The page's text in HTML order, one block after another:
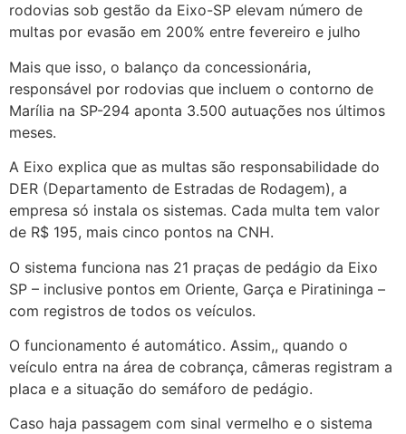
rodovias sob gestão da Eixo-SP elevam número de
multas por evasão em 200% entre fevereiro e julho
Mais que isso, o balanço da concessionária,
responsável por rodovias que incluem o contorno de
Marília na SP-294 aponta 3.500 autuações nos últimos
meses.
A Eixo explica que as multas são responsabilidade do
DER (Departamento de Estradas de Rodagem), a
empresa só instala os sistemas. Cada multa tem valor
de R$ 195, mais cinco pontos na CNH.
O sistema funciona nas 21 praças de pedágio da Eixo
SP – inclusive pontos em Oriente, Garça e Piratininga –
com registros de todos os veículos.
O funcionamento é automático. Assim,, quando o
veículo entra na área de cobrança, câmeras registram a
placa e a situação do semáforo de pedágio.
Caso haja passagem com sinal vermelho e o sistema